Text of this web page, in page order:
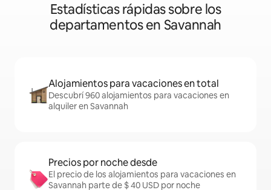
Estadísticas rápidas sobre los
departamentos en Savannah
Alojamientos para vacaciones en total
Descubrí 960 alojamientos para vacaciones en
alquiler en Savannah
Precios por noche desde
El precio de los alojamientos para vacaciones en
Savannah parte de $ 40 USD por noche